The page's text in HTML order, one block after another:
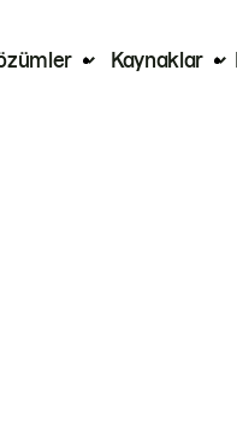
Kaynaklar